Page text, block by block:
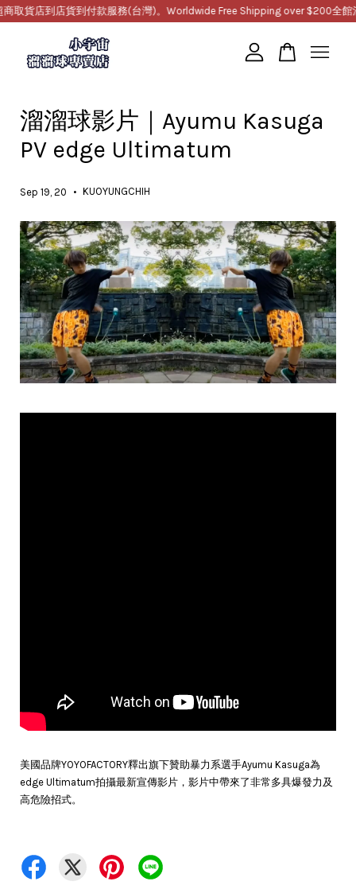
取貨店到店貨到付款服務(台灣)。Worldwide Free Shipping over $200全館
溜溜球影片｜Ayumu Kasuga
PV edge Ultimatum
Sep 19, 20 • KUOYUNGCHIH
美國品牌YOYOFACTORY釋出旗下贊助暴力系選手Ayumu Kasuga為
edge Ultimatum拍攝最新宣傳影片，影片中帶來了非常多具爆發力及
高危險招式。
繼續購物